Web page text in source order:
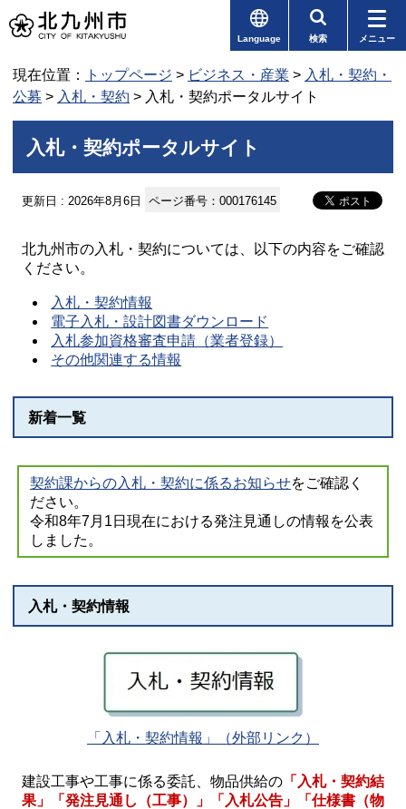
Language 検索 メニュー
現在位置： トップページ > ビジネス・産業 > 入札・契約・
公募 > 入札・契約 > 入札・契約ポータルサイト
入札・契約ポータルサイト
更新日 : 2026年8月6日 ページ番号：000176145
北九州市の入札・契約については、以下の内容をご確認
ください。
入札・契約情報
電子入札・設計図書ダウンロード
入札参加資格審査申請（業者登録）
その他関連する情報
新着一覧
契約課からの入札・契約に係るお知らせをご確認く
ださい。
令和8年7月1日現在における発注見通しの情報を公表
しました。
入札・契約情報
「入札・契約情報」（外部リンク）
建設工事や工事に係る委託、物品供給の 「入札・契約結
果」「発注見通し（工事）」「入札公告」「仕様書（物